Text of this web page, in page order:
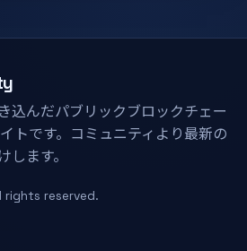
込んだパブリックブロックチェー
トです。コミュニティより最新の
します。
rights reserved.